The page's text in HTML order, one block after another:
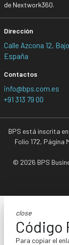
de Nextwork360.
Dirección
Calle Azcona 12,
España
Contactos
info@bps.com.es
+91 313 79 00
BPS está inscrita
Folio 172, Página
© 2026 BPS
close
Código
Para copiar el